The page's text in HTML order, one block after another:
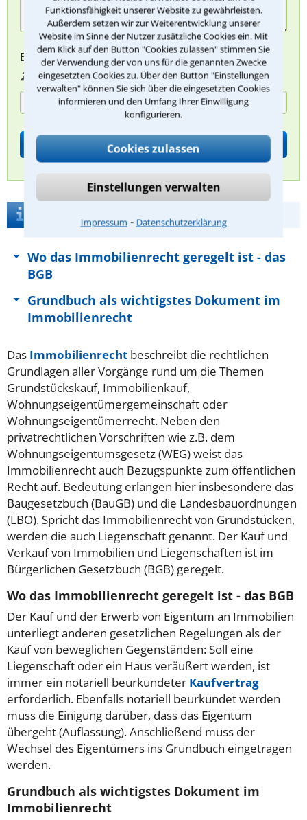
Funktionsfähigkeit unserer Website zu gewährleisten.
Außerdem setzen wir zur Weiterentwicklung unserer
Website im Sinne der Nutzer zusätzliche Cookies ein. Mit
dem Klick auf den Button "Cookies zulassen" stimmen Sie
der Verwendung der von uns für die genannten Zwecke
eingesetzten Cookies zu. Über den Button "Einstellungen
verwalten" können Sie sich über die eingesetzten Cookies
informieren und den Umfang Ihrer Einwilligung
konfigurieren.
Cookies zulassen
Einstellungen verwalten
Impressum ⁃ Datenschutzerklärung
Bitte Sicherheitscode eingeben.
Wo das Immobilienrecht geregelt ist - das
BGB
Grundbuch als wichtigstes Dokument im
Immobilienrecht
Das Immobilienrecht beschreibt die rechtlichen
Grundlagen aller Vorgänge rund um die Themen
Grundstückskauf, Immobilienkauf,
Wohnungseigentümergemeinschaft oder
Wohnungseigentümerrecht. Neben den
privatrechtlichen Vorschriften wie z.B. dem
Wohnungseigentumsgesetz (WEG) weist das
Immobilienrecht auch Bezugspunkte zum öffentlichen
Recht auf. Bedeutung erlangen hier insbesondere das
Baugesetzbuch (BauGB) und die Landesbauordnungen
(LBO). Spricht das Immobilienrecht von Grundstücken,
werden die auch Liegenschaft genannt. Der Kauf und
Verkauf von Immobilien und Liegenschaften ist im
Bürgerlichen Gesetzbuch (BGB) geregelt.
Wo das Immobilienrecht geregelt ist - das BGB
Der Kauf und der Erwerb von Eigentum an Immobilien
unterliegt anderen gesetzlichen Regelungen als der
Kauf von beweglichen Gegenständen: Soll eine
Liegenschaft oder ein Haus veräußert werden, ist
immer ein notariell beurkundeter Kaufvertrag
erforderlich. Ebenfalls notariell beurkundet werden
muss die Einigung darüber, dass das Eigentum
übergeht (Auflassung). Anschließend muss der
Wechsel des Eigentümers ins Grundbuch eingetragen
werden.
Grundbuch als wichtigstes Dokument im
Immobilienrecht